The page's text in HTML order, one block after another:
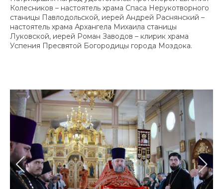
Колесников – настоятель храма Спаса Нерукотворного
станицы Павлодольской, иерей Андрей Раснянский –
настоятель храма Архангела Михаила станицы
Луковской, иерей Роман Заводов – клирик храма
Успения Пресвятой Богородицы города Моздока.